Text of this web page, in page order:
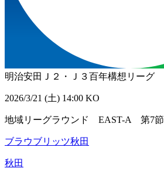
明治安田Ｊ２・Ｊ３百年構想リーグ
2026/3/21 (土) 14:00 KO
地域リーグラウンド EAST-A 第7節
ブラウブリッツ秋田
秋田